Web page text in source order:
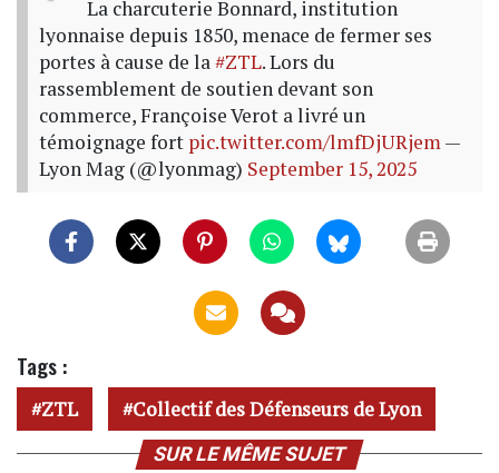
La charcuterie Bonnard, institution
lyonnaise depuis 1850, menace de fermer ses
portes à cause de la#ZTL. Lors du
rassemblement de soutien devant son
commerce, Françoise Verot a livré un
témoignage fort pic.twitter.com/lmfDjURjem—
Lyon Mag (@lyonmag) September 15, 2025
Tags :
ZTL Collectif des Défenseurs de Lyon
SUR LE MÊME SUJET